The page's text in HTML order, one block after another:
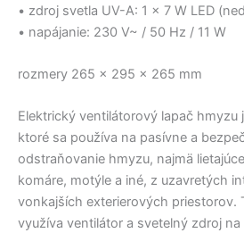
• zdroj svetla UV-A: 1 x 7 W LED
• napájanie: 230 V~ / 50 Hz / 11 W
rozmery 265 x 295 x 265 mm
Elektrický ventilátorový lapač hmyzu
ktoré sa používa na pasívne a
odstraňovanie hmyzu, najmä
komáre, motýle a iné, z uzavretých
vonkajších exterierových priestorov.
využíva ventilátor a svetelný zdroj